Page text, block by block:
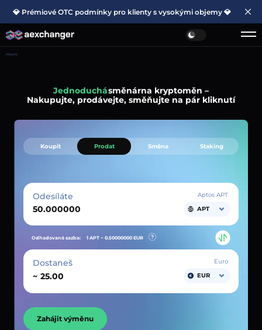
💎 Prémiové OTC podmínky pro klienty s vysokými objemy 💎
Hlavní
Jednoduchásměnárna kryptoměn –
Nakupujte, prodávejte, směňujte na pár kliknutí
Koupit Prodat Směna Staking
Odesíláte
Aptos APT
APT
Odhadovaná sazba: 1 APT ~ 0.50000000 EUR
Dostaneš
~
Euro
EUR
Zahájit výměnu